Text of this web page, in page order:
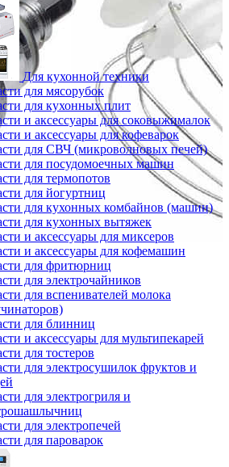
Для кухонной техники
для мясорубок
для кухонных плит
и аксессуары для соковыжималок
и аксессуары для кофеварок
для СВЧ (микроволновых печей)
для посудомоечных машин
для термопотов
для йогуртниц
для кухонных комбайнов (машин)
для кухонных вытяжек
и аксессуары для миксеров
и аксессуары для кофемашин
для фритюрниц
для электрочайников
для вспенивателей молока
для блинниц
и аксессуары для мультипекарей
для тостеров
для электросушилок фруктов и
для электрогриля и
для электропечей
для пароварок